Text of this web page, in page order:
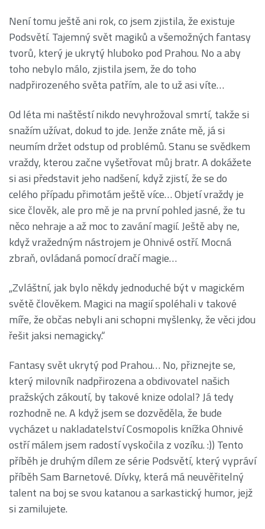
Není tomu ještě ani rok, co jsem zjistila, že existuje
Podsvětí. Tajemný svět magiků a všemožných fantasy
tvorů, který je ukrytý hluboko pod Prahou. No a aby
toho nebylo málo, zjistila jsem, že do toho
nadpřirozeného světa patřím, ale to už asi víte…
Od léta mi naštěstí nikdo nevyhrožoval smrtí, takže si
snažím užívat, dokud to jde. Jenže znáte mě, já si
neumím držet odstup od problémů. Stanu se svědkem
vraždy, kterou začne vyšetřovat můj bratr. A dokážete
si asi představit jeho nadšení, když zjistí, že se do
celého případu přimotám ještě více… Objetí vraždy je
sice člověk, ale pro mě je na první pohled jasné, že tu
něco nehraje a až moc to zavání magií. Ještě aby ne,
když vražedným nástrojem je Ohnivé ostří. Mocná
zbraň, ovládaná pomocí dračí magie…
„Zvláštní, jak bylo někdy jednoduché být v magickém
světě člověkem. Magici na magií spoléhali v takové
míře, že občas nebyli ani schopni myšlenky, že věci jdou
řešit jaksi nemagicky.“
Fantasy svět ukrytý pod Prahou… No, přiznejte se,
který milovník nadpřirozena a obdivovatel našich
pražských zákoutí, by takové knize odolal? Já tedy
rozhodně ne. A když jsem se dozvěděla, že bude
vycházet u nakladatelství Cosmopolis knížka Ohnivé
ostří málem jsem radostí vyskočila z vozíku. :)) Tento
příběh je druhým dílem ze série Podsvětí, který vypráví
příběh Sam Barnetové. Dívky, která má neuvěřitelný
talent na boj se svou katanou a sarkastický humor, jejž
si zamilujete.